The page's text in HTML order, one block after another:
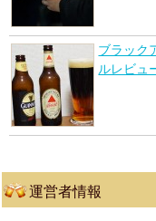
ブラック
ルレビュ
運営者情報